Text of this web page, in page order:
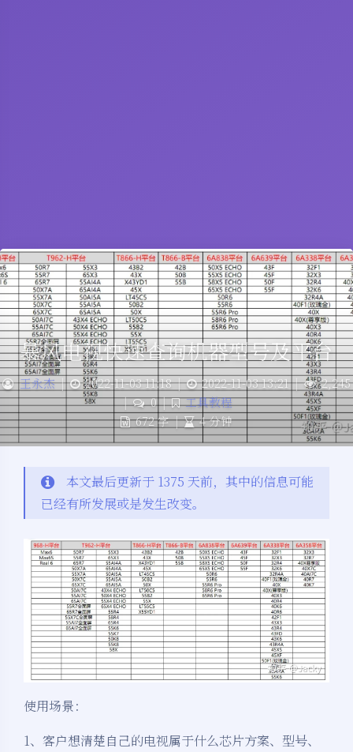
暴风电视快速查询机器型号及平台
王永杰 | 2022-11-03 11:18 | 2022-11-03 13:21 |
2,245
|
0 |
工具教程
672 字 | 4 分钟
本文最后更新于 1375 天前，其中的信息可能
已经有所发展或是发生改变。
使用场景：
1、客户想清楚自己的电视属于什么芯片方案、型号、